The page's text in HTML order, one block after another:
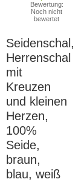
Bewertung:
Noch nicht
bewertet
Seidenschal,
Herrenschal
mit
Kreuzen
und kleinen
Herzen,
100%
Seide,
braun,
blau, weiß